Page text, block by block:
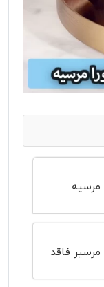
مرسیه
فاقد